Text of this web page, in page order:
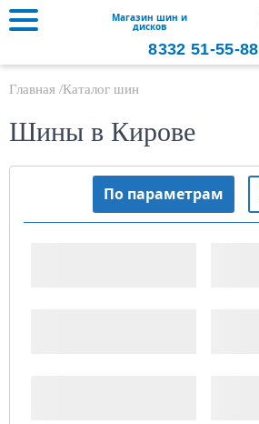
Магазин шин и
дисков
8332 51-55-88
Главная Каталог шин
Шины в Кирове
По параметрам